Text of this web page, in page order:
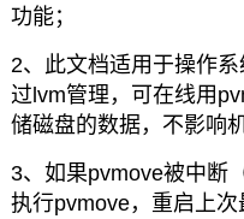
功能；
2、此文档适用于操作
过lvm管理，可在线用
储磁盘的数据，不影响
3、如果pvmove被中断
执行pvmove，重启上